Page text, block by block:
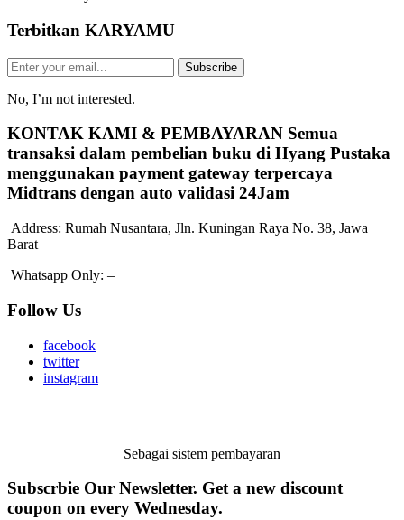
Terbitkan KARYAMU
Subscribe
No, I’m not interested.
KONTAK KAMI & PEMBAYARAN Semua
transaksi dalam pembelian buku di Hyang Pustaka
menggunakan payment gateway terpercaya
Midtrans dengan auto validasi 24Jam
Address: Rumah Nusantara, Jln. Kuningan Raya No. 38, Jawa
Barat
Whatsapp Only: –
Follow Us
facebook
twitter
instagram
Sebagai sistem pembayaran
Subscrbie Our Newsletter. Get a new discount
coupon on every Wednesday.